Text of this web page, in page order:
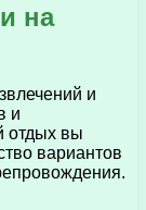
на
и
и
отдых вы
вариантов